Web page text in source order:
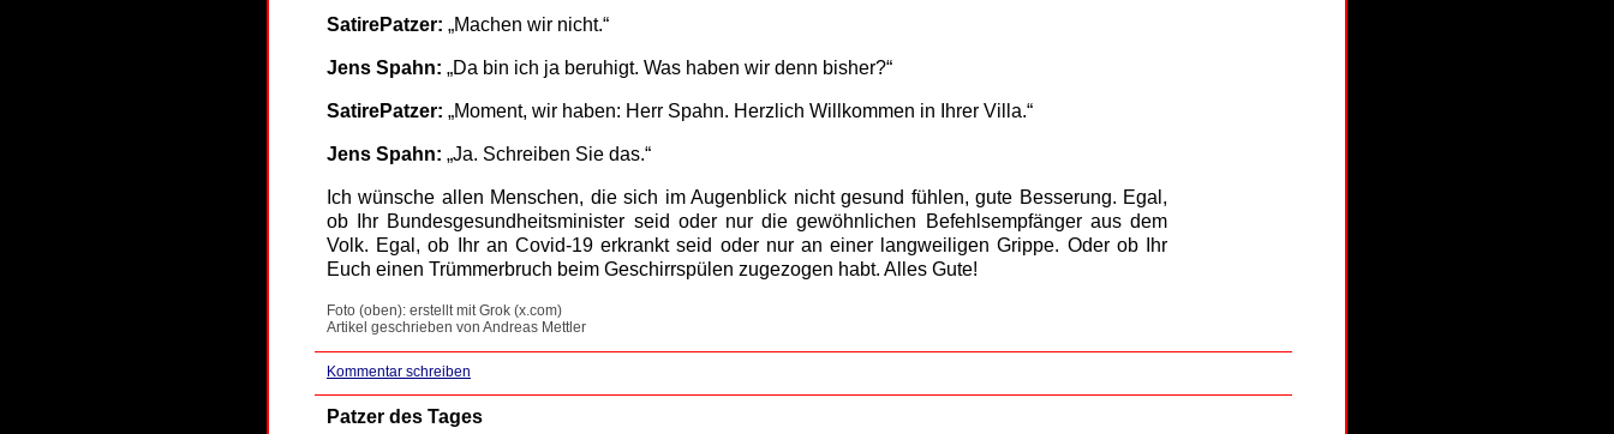
SatirePatzer: „Machen wir nicht.“
Jens Spahn: „Da bin ich ja beruhigt. Was haben wir denn bisher?“
SatirePatzer: „Moment, wir haben: Herr Spahn. Herzlich Willkommen in Ihrer Villa.“
Jens Spahn: „Ja. Schreiben Sie das.“
Ich wünsche allen Menschen, die sich im Augenblick nicht gesund fühlen, gute Besserung. Egal,
ob Ihr Bundesgesundheitsminister seid oder nur die gewöhnlichen Befehlsempfänger aus dem
Volk. Egal, ob Ihr an Covid-19 erkrankt seid oder nur an einer langweiligen Grippe. Oder ob Ihr
Euch einen Trümmerbruch beim Geschirrspülen zugezogen habt. Alles Gute!
Foto (oben): erstellt mit Grok (x.com)
Artikel geschrieben von Andreas Mettler
Kommentar schreiben
Patzer des Tages